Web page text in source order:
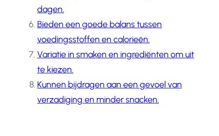
dagen.
Bieden een goede balans tussen
voedingsstoffen en calorieën.
Variatie in smaken en ingrediënten om uit
te kiezen.
Kunnen bijdragen aan een gevoel van
verzadiging en minder snacken.